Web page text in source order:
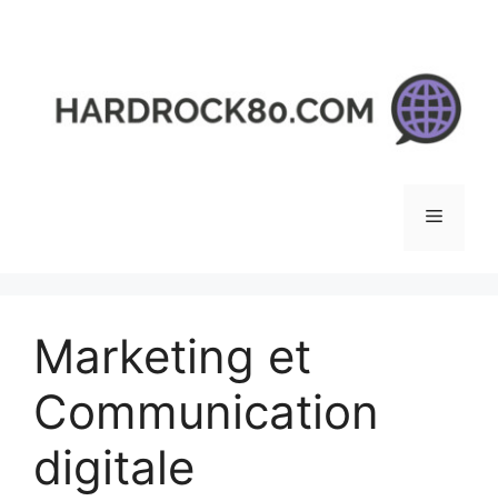
Menu
Marketing et
Communication
digitale